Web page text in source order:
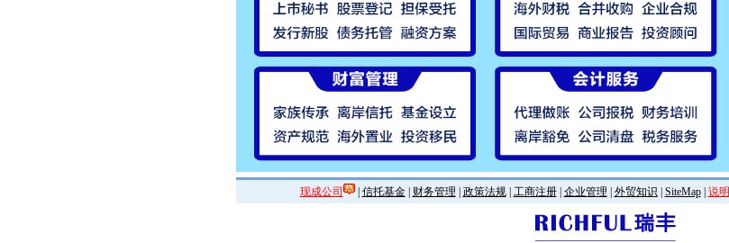
现成公司 | 信托基金| 财务管理 政策法规| 工商注册| 企业管理 外贸知识 SiteMap| 说